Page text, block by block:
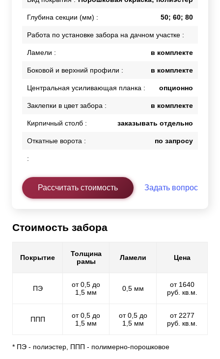
Глубина секции (мм) : 50; 60; 80
Работа по установке забора на дачном участке :
Ламели : в комплекте
Боковой и верхний профили : в комплекте
Центральная усиливающая планка : опционно
Заклепки в цвет забора : в комплекте
Кирпичный столб : заказывать отдельно
Откатные ворота : по запросу
:
Рассчитать стоимость Задать вопрос
Стоимость забора
Покрытие
Толщина
рамы
Ламели Цена
ПЭ
от 0,5 до
1,5 мм
0,5 мм
от 1640
руб. кв.м.
ППП
от 0,5 до
1,5 мм
от 0,5 до
1,5 мм
от 2277
руб. кв.м.
* ПЭ - полиэстер, ППП - полимерно-порошковое